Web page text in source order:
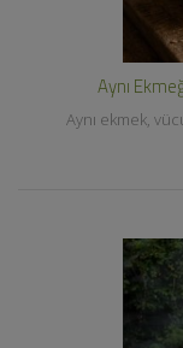
Aynı
Aynı ekmek,